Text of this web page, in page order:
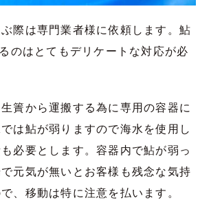
際は専門業者様に依頼します。鮎
のはとてもデリケートな対応が必
簀から運搬する為に専用の容器に
は鮎が弱りますので海水を使用し
必要とします。容器内で鮎が弱っ
元気が無いとお客様も残念な気持
、移動は特に注意を払います。